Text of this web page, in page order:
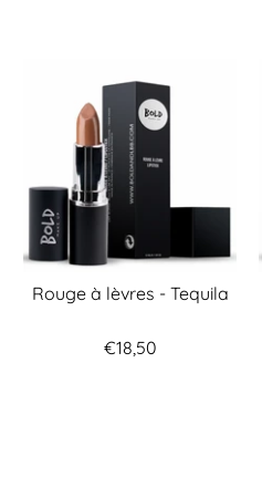
Rouge à lèvres - Tequila
€18,50